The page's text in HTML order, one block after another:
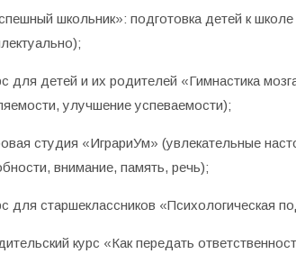
школьник»: подготовка детей к
для детей и их родителей «Гимнастика
улучшение успеваемости);
студия «ИграриУм» (увлекательные
внимание, память, речь);
для старшеклассников «Психологическая
курс «Как передать